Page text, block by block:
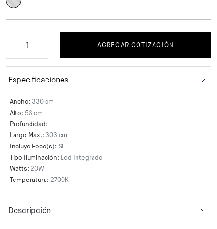
AGREGAR COTIZACIÓN
Especificaciones
Ancho: 330 cm
Alto: 53 cm
Profundidad:
Largo Max.: 303 cm
Incluye Foco(s): Si
Tipo Iluminación: Led Integrado
Watts: 20W
Temperatura: 2700K
Descripción